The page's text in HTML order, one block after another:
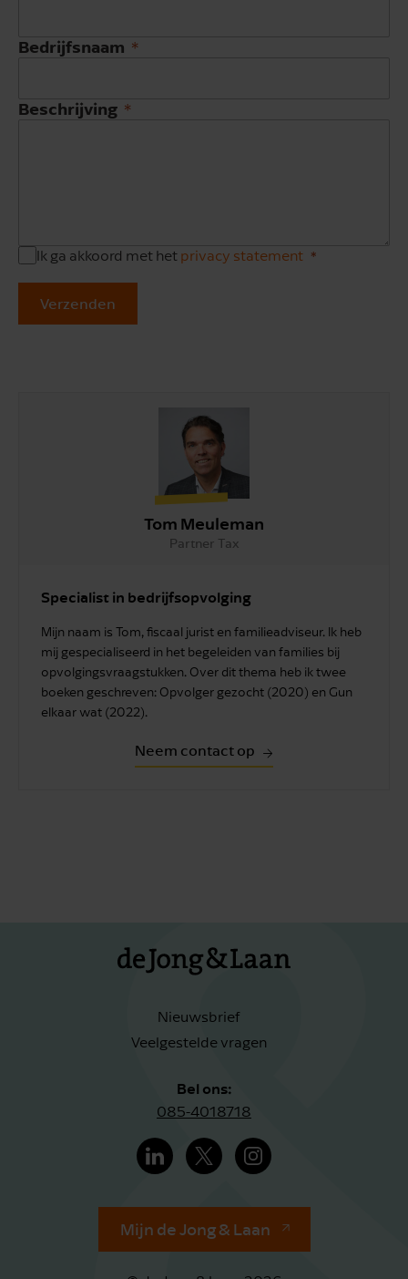
Bedrijfsnaam
Beschrijving
Ik ga akkoord met het privacy statement
Verzenden
Tom Meuleman
Partner Tax
Specialist in bedrijfsopvolging
Mijn naam is Tom, fiscaal jurist en familieadviseur. Ik heb
mij gespecialiseerd in het begeleiden van families bij
opvolgingsvraagstukken. Over dit thema heb ik twee
boeken geschreven: Opvolger gezocht (2020) en Gun
elkaar wat (2022).
Neem contact op
Nieuwsbrief
Veelgestelde vragen
Bel ons:
085-4018718
Mijn de Jong & Laan